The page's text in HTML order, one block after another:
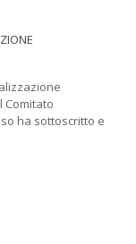
Comitato
ha sottoscritto e